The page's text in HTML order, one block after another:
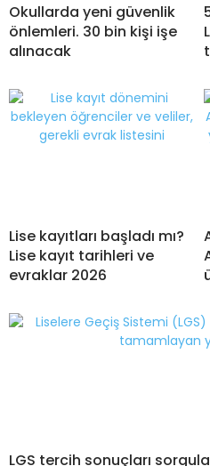
Okullarda yeni güvenlik
önlemleri. 30 bin kişi işe
alınacak
Lise kayıtları başladı mı?
Lise kayıt tarihleri ve
evraklar 2026
LGS tercih sonuçları